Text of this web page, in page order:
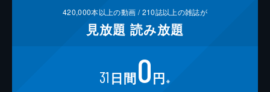
420,000本以上の動画 /210誌以上の雑誌が
見放題 読み放題
31 日間0円 ※